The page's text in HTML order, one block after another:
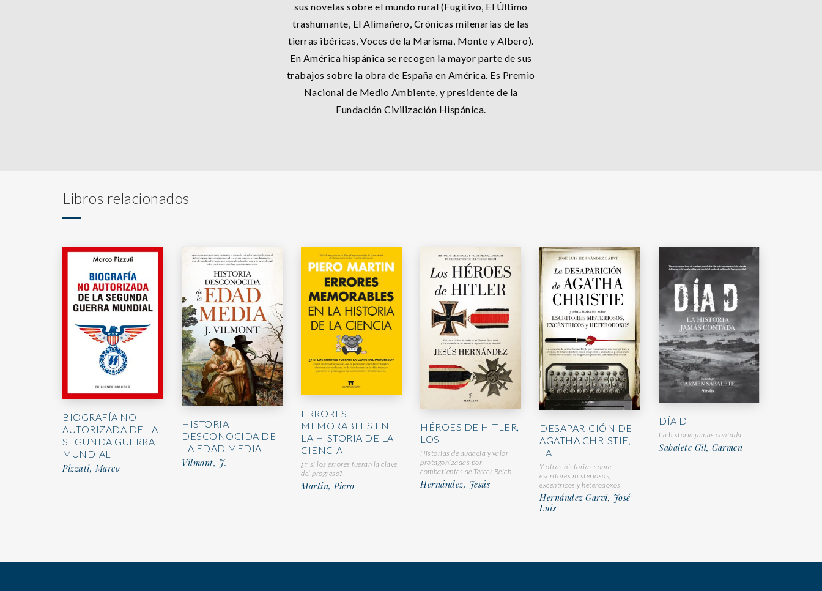
sus novelas sobre el mundo rural (Fugitivo, El Último
trashumante, El Alimañero, Crónicas milenarias de las
tierras ibéricas, Voces de la Marisma, Monte y Albero).
En América hispánica se recogen la mayor parte de sus
trabajos sobre la obra de España en América. Es Premio
Nacional de Medio Ambiente, y presidente de la
Fundación Civilización Hispánica.
Libros relacionados
BIOGRAFÍA NO
AUTORIZADA DE LA
SEGUNDA GUERRA
MUNDIAL
Pizzuti, Marco
HISTORIA
DESCONOCIDA DE
LA EDAD MEDIA
Vilmont, J.
ERRORES
MEMORABLES EN
LA HISTORIA DE LA
CIENCIA
¿Y si los errores fueran la clave
del progreso?
Martin, Piero
HÉROES DE HITLER,
LOS
Historias de audacia y valor
protagonizadas por
combatientes de Tercer Reich
Hernández, Jesús
DESAPARICIÓN DE
AGATHA CHRISTIE,
LA
Y otras historias sobre
escritores misteriosos,
excéntricos y heterodoxos
Hernández Garvi, José
Luis
DÍA D
La historia jamás contada
Sabalete Gil, Carmen